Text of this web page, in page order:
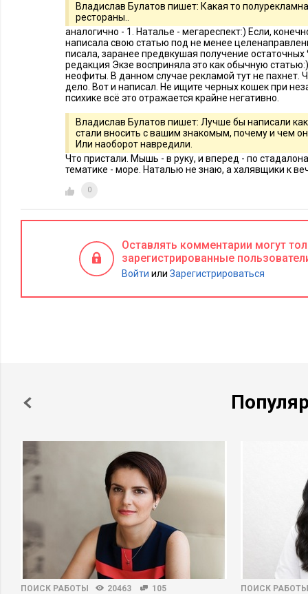
Владислав Булатов пишет: Какая то
рестораны..
аналогично - 1. Наталье - мегареспект:) Если,
написала свою статью под не менее
писала, заранее предвкушая получение остаточных
редакция Экзе восприняла это как обычную
неофиты. В данном случае рекламой тут не пахнет.
дело. Вот и написал. Не ищите черных кошек при
психике всё это отражается крайне негативно.
Владислав Булатов пишет: Лучше бы написали
стали вносить с вашим знакомым, почему и чем
Или наоборот навредили.
Что пристали. Мышь - в руку, и вперед - по
тематике - море. Наталью не знаю, а халявщики к
0
Оставлять комментарии могут
зарегистрированные
Войти или Зарегистрироваться
ПОИСК РАБОТЫ 20463 105 ПОИСК РАБОТЫ